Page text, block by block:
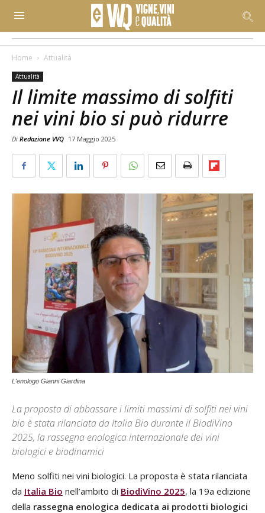
Home Attualità
Attualità
Il limite massimo di solfiti
nei vini bio si può ridurre
Di Redazione VVQ 17 Maggio 2025
L'enologo Gianni Giardina
La proposta di abbassare i limiti massimi di solfiti nei vini
bio è stata rilanciata da Italia Bio durante il BiodiVino
2025, la rassegna enologica internazionale dei vini
biologici e biodinamici
Meno solfiti nei vini biologici. La proposta è stata rilanciata
da Italia Bio nell’ambito di BiodiVino 2025, la 19a edizione
della rassegna enologica dedicata ai prodotti biologici